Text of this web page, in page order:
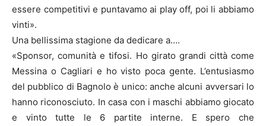
essere competitivi e puntavamo ai play off, poi li abbiamo
vinti».
Una bellissima stagione da dedicare a….
«Sponsor, comunità e tifosi. Ho girato grandi città come
Messina o Cagliari e ho visto poca gente. L’entusiasmo
del pubblico di Bagnolo è unico: anche alcuni avversari lo
hanno riconosciuto. In casa con i maschi abbiamo giocato
e vinto tutte le 6 partite interne. E spero che